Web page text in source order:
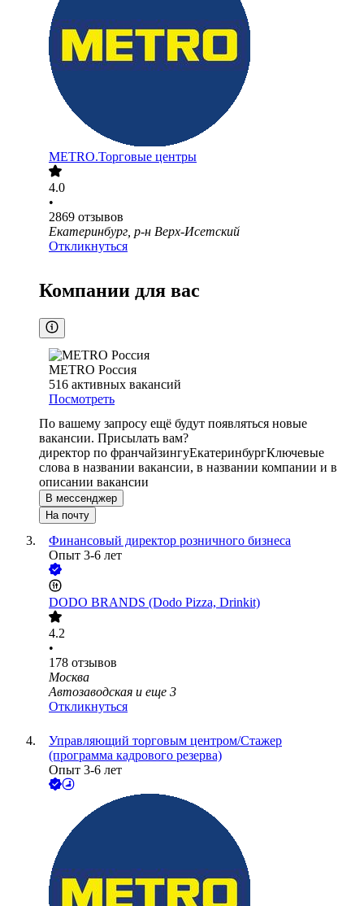
METRO.Торговые центры
4.0
•
2869 отзывов
Екатеринбург, р-н Верх-Исетский
Откликнуться
Компании для вас
METRO Россия
516 активных вакансий
Посмотреть
По вашему запросу ещё будут появляться новые
вакансии. Присылать вам?
директор по франчайзингуЕкатеринбургКлючевые
слова в названии вакансии, в названии компании и в
описании вакансии
В мессенджер
На почту
Финансовый директор розничного бизнеса
Опыт 3-6 лет
DODO BRANDS (Dodo Pizza, Drinkit)
4.2
•
178 отзывов
Москва
Автозаводская и еще 3
Откликнуться
Управляющий торговым центром/Стажер
(программа кадрового резерва)
Опыт 3-6 лет